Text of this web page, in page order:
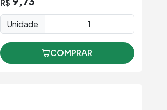
Unidade
COMPRAR